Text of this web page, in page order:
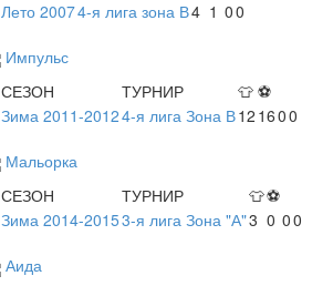
Лето 20074-я лига зона В4 1 00
Импульс
СЕЗОН
ТУРНИР 👕 ⚽
Зима 2011-20124-я лига Зона В12 1600
Мальорка
СЕЗОН
ТУРНИР 👕⚽
Зима 2014-20153-я лига Зона "А"3 0 00
Аида